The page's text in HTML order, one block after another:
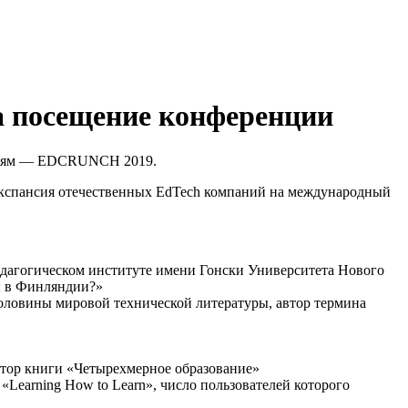
посещение конференции
— EDCRUNCH 2019.
отечественных EdTech компаний на международный
институте имени Гонски Университета Нового
в Финляндии?»
мировой технической литературы, автор термина
книги «Четырехмерное образование»
How to Learn», число пользователей которого